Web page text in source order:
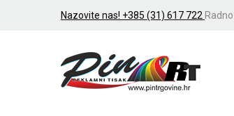
Nazovite nas! +385 (31) 617 722